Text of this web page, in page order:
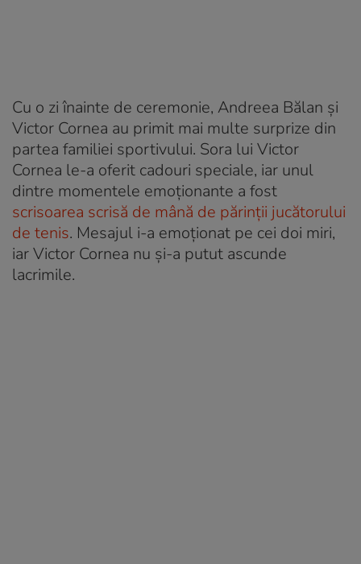
Cu o zi înainte de ceremonie, Andreea Bălan și
Victor Cornea au primit mai multe surprize din
partea familiei sportivului. Sora lui Victor
Cornea le-a oferit cadouri speciale, iar unul
dintre momentele emoționante a fost
scrisoarea scrisă de mână de părinții jucătorului
de tenis. Mesajul i-a emoționat pe cei doi miri,
iar Victor Cornea nu și-a putut ascunde
lacrimile.